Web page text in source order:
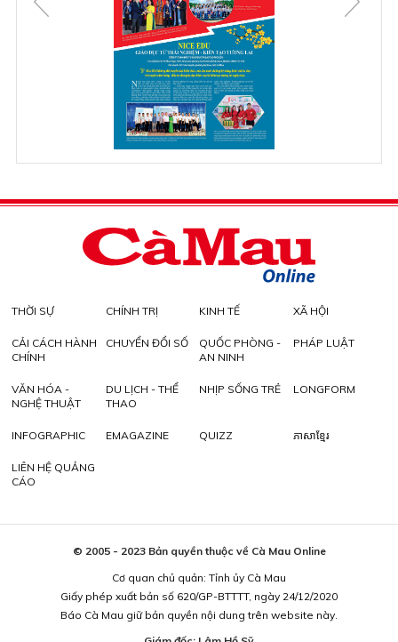
THỜI SỰ CHÍNH TRỊ KINH TẾ XÃ HỘI
CẢI CÁCH HÀNH
CHÍNH
CHUYỂN ĐỔI SỐ
QUỐC PHÒNG -
AN NINH
PHÁP LUẬT
VĂN HÓA -
NGHỆ THUẬT
DU LỊCH - THỂ
THAO
NHỊP SỐNG TRẺ LONGFORM
INFOGRAPHIC EMAGAZINE QUIZZ ភាសាខ្មែរ
LIÊN HỆ QUẢNG
CÁO
© 2005 - 2023 Bản quyền thuộc về Cà Mau Online
Cơ quan chủ quản: Tỉnh ủy Cà Mau
Giấy phép xuất bản số 620/GP-BTTTT, ngày 24/12/2020
Báo Cà Mau giữ bản quyền nội dung trên website này.